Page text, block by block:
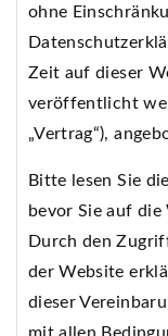
ohne
Zeit auf dieser
veröffentlicht
„Vertrag“),
Bitte lesen Sie
bevor Sie auf
Durch den
der Website
dieser